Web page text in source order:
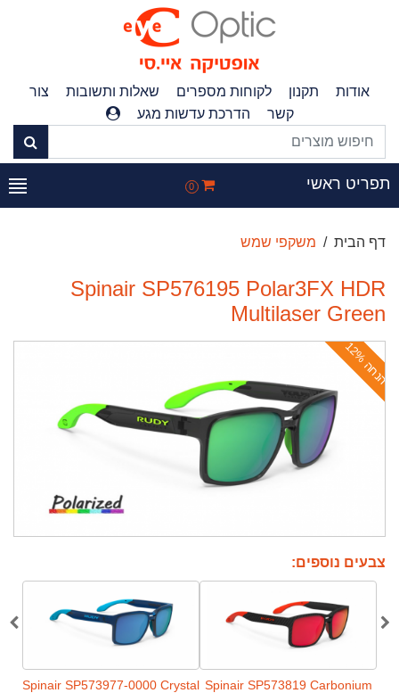
אודות תקנון לקוחות מספרים שאלות ותשובות
צור
קשר
הדרכת עדשות מגע
ראשי 0
דף הבית משקפי שמש
Spinair SP576195 Polar3FX HDR
Multilaser Green
ה
נ
ח
ה
1
2
צבעים נוספים:
Spinair SP573819 Carbonium
Spinair SP573977-0000 Crystal
Ash